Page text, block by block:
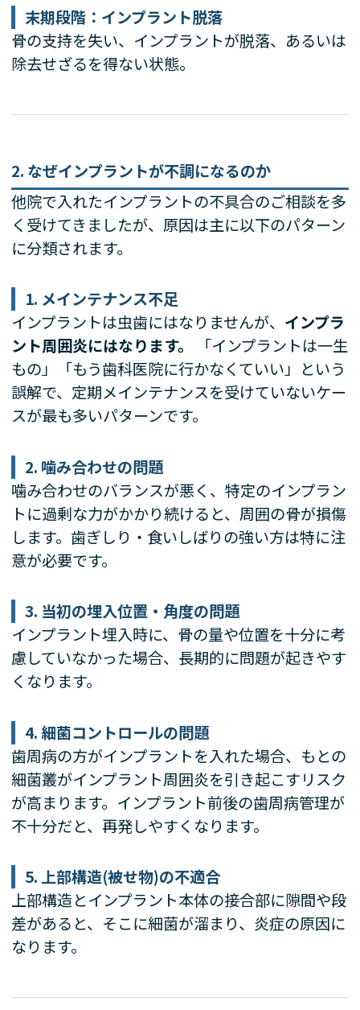
末期段階：インプラント脱落
骨の支持を失い、インプラントが脱落、あるいは
除去せざるを得ない状態。
2. なぜインプラントが不調になるのか
他院で入れたインプラントの不具合のご相談を多
く受けてきましたが、原因は主に以下のパターン
に分類されます。
1. メインテナンス不足
インプラントは虫歯にはなりませんが、 インプラ
ント周囲炎にはなります。
「インプラントは一生
もの」「もう歯科医院に行かなくていい」という
誤解で、定期メインテナンスを受けていないケー
スが最も多いパターンです。
2. 噛み合わせの問題
噛み合わせのバランスが悪く、特定のインプラン
トに過剰な力がかかり続けると、周囲の骨が損傷
します。歯ぎしり・食いしばりの強い方は特に注
意が必要です。
3. 当初の埋入位置・角度の問題
インプラント埋入時に、骨の量や位置を十分に考
慮していなかった場合、長期的に問題が起きやす
くなります。
4. 細菌コントロールの問題
歯周病の方がインプラントを入れた場合、もとの
細菌叢がインプラント周囲炎を引き起こすリスク
が高まります。インプラント前後の歯周病管理が
不十分だと、再発しやすくなります。
5. 上部構造(被せ物)の不適合
上部構造とインプラント本体の接合部に隙間や段
差があると、そこに細菌が溜まり、炎症の原因に
なります。